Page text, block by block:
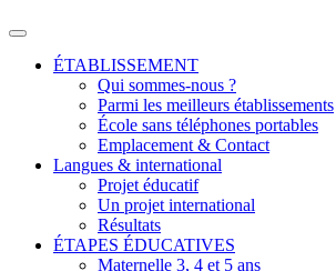
ÉTABLISSEMENT
Qui sommes-nous ?
Parmi les meilleurs établissements
École sans téléphones portables
Emplacement & Contact
Langues & international
Projet éducatif
Un projet international
Résultats
ÉTAPES ÉDUCATIVES
Maternelle 3, 4 et 5 ans